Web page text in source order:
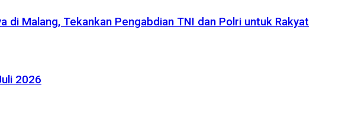
di Malang, Tekankan Pengabdian TNI dan Polri untuk Rakyat
2026